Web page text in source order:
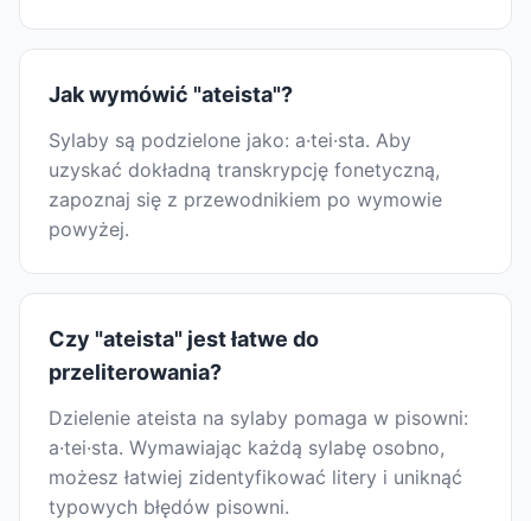
Jak wymówić "ateista"?
Sylaby są podzielone jako: a·tei·sta. Aby
uzyskać dokładną transkrypcję fonetyczną,
zapoznaj się z przewodnikiem po wymowie
powyżej.
Czy "ateista" jest łatwe do
przeliterowania?
Dzielenie ateista na sylaby pomaga w pisowni:
a·tei·sta. Wymawiając każdą sylabę osobno,
możesz łatwiej zidentyfikować litery i uniknąć
typowych błędów pisowni.